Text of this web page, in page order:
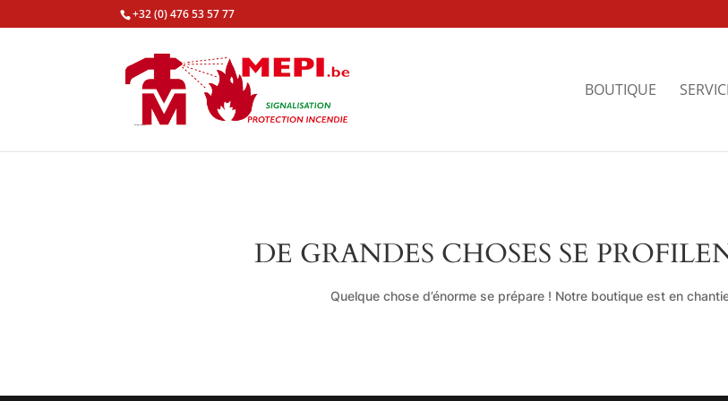
+32 (0) 476 53 57 77
BOUTIQUE
DE GRANDES CHOSES SE
Quelque chose d’énorme se prépare ! Notre boutique est en